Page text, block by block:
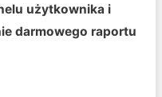
użytkownika i
darmowego raportu